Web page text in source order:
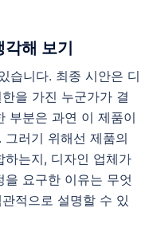
해 보기
습니다. 최종 시안은 디
을 가진 누군가가 결
부분은 과연 이 제품이
러기 위해선 제품의
하는지, 디자인 업체가
요구한 이유는 무엇
적으로 설명할 수 있